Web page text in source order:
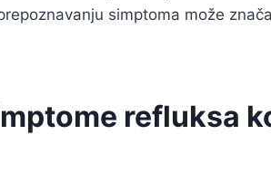
simptoma može
refluksa